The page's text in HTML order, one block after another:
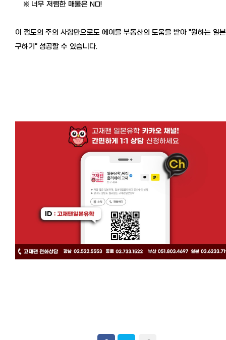
※ 너무 저렴한 매물은 NO!
이 정도의 주의 사항만으로도 에이블 부동산의 도움을 받아 "원하는 일
구하기" 성공할 수 있습니다.